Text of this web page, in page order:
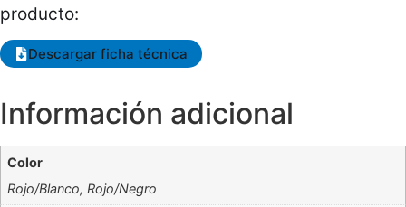
producto:
Descargar ficha técnica
Información adicional
Color
Rojo/Blanco, Rojo/Negro